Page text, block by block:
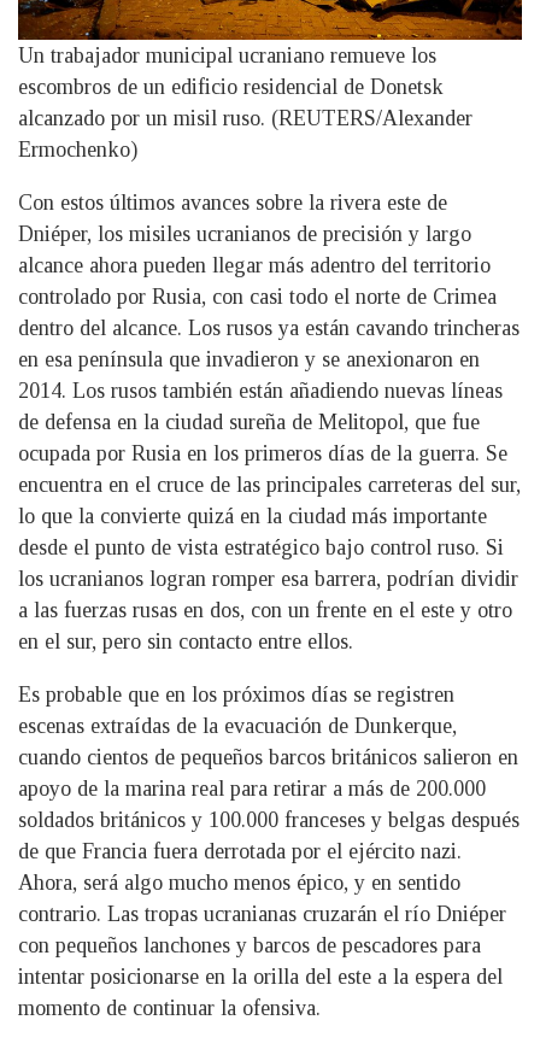
Un trabajador municipal ucraniano remueve los
escombros de un edificio residencial de Donetsk
alcanzado por un misil ruso. (REUTERS/Alexander
Ermochenko)
Con estos últimos avances sobre la rivera este de
Dniéper, los misiles ucranianos de precisión y largo
alcance ahora pueden llegar más adentro del territorio
controlado por Rusia, con casi todo el norte de Crimea
dentro del alcance. Los rusos ya están cavando trincheras
en esa península que invadieron y se anexionaron en
2014. Los rusos también están añadiendo nuevas líneas
de defensa en la ciudad sureña de Melitopol, que fue
ocupada por Rusia en los primeros días de la guerra. Se
encuentra en el cruce de las principales carreteras del sur,
lo que la convierte quizá en la ciudad más importante
desde el punto de vista estratégico bajo control ruso. Si
los ucranianos logran romper esa barrera, podrían dividir
a las fuerzas rusas en dos, con un frente en el este y otro
en el sur, pero sin contacto entre ellos.
Es probable que en los próximos días se registren
escenas extraídas de la evacuación de Dunkerque,
cuando cientos de pequeños barcos británicos salieron en
apoyo de la marina real para retirar a más de 200.000
soldados británicos y 100.000 franceses y belgas después
de que Francia fuera derrotada por el ejército nazi.
Ahora, será algo mucho menos épico, y en sentido
contrario. Las tropas ucranianas cruzarán el río Dniéper
con pequeños lanchones y barcos de pescadores para
intentar posicionarse en la orilla del este a la espera del
momento de continuar la ofensiva.